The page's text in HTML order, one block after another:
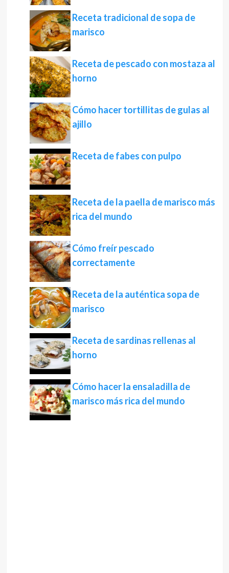
Receta tradicional de sopa de
marisco
Receta de pescado con mostaza al
horno
Cómo hacer tortillitas de gulas al
ajillo
Receta de fabes con pulpo
Receta de la paella de marisco más
rica del mundo
Cómo freír pescado
correctamente
Receta de la auténtica sopa de
marisco
Receta de sardinas rellenas al
horno
Cómo hacer la ensaladilla de
marisco más rica del mundo